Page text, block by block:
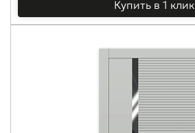
Купить в 1 клик